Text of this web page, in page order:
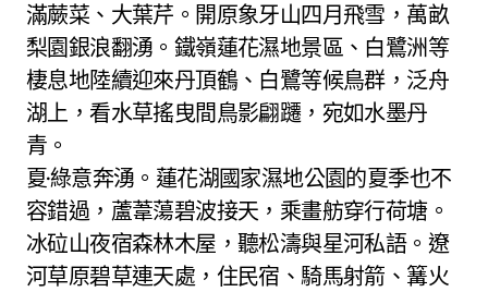
滿蕨菜、大葉芹。開原象牙山四月飛雪，萬畝
梨園銀浪翻湧。鐵嶺蓮花濕地景區、白鷺洲等
棲息地陸續迎來丹頂鶴、白鷺等候鳥群，泛舟
湖上，看水草搖曳間鳥影翩躚，宛如水墨丹
青。
夏·綠意奔湧。蓮花湖國家濕地公園的夏季也不
容錯過，蘆葦蕩碧波接天，乘畫舫穿行荷塘。
冰砬山夜宿森林木屋，聽松濤與星河私語。遼
河草原碧草連天處，住民宿、騎馬射箭、篝火